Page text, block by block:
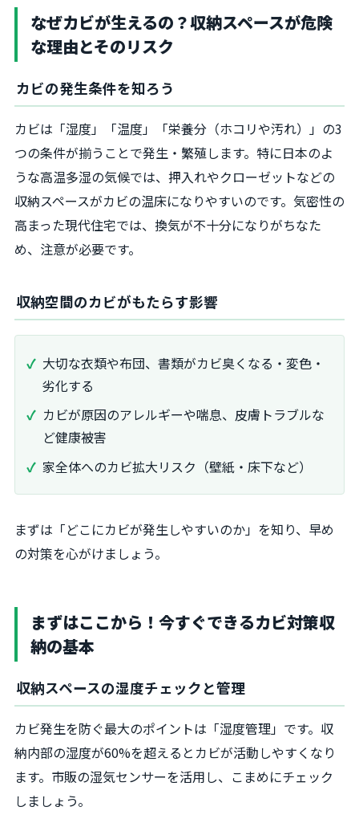
なぜカビが生えるの？収納スペースが危険
な理由とそのリスク
カビの発生条件を知ろう
カビは「湿度」「温度」「栄養分（ホコリや汚れ）」の3
つの条件が揃うことで発生・繁殖します。特に日本のよ
うな高温多湿の気候では、押入れやクローゼットなどの
収納スペースがカビの温床になりやすいのです。気密性の
高まった現代住宅では、換気が不十分になりがちなた
め、注意が必要です。
収納空間のカビがもたらす影響
大切な衣類や布団、書類がカビ臭くなる・変色・
劣化する
カビが原因のアレルギーや喘息、皮膚トラブルな
ど健康被害
家全体へのカビ拡大リスク（壁紙・床下など）
まずは「どこにカビが発生しやすいのか」を知り、早め
の対策を心がけましょう。
まずはここから！今すぐできるカビ対策収
納の基本
収納スペースの湿度チェックと管理
カビ発生を防ぐ最大のポイントは「湿度管理」です。収
納内部の湿度が60%を超えるとカビが活動しやすくなり
ます。市販の湿気センサーを活用し、こまめにチェック
しましょう。